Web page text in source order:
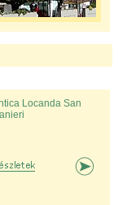
Locanda San